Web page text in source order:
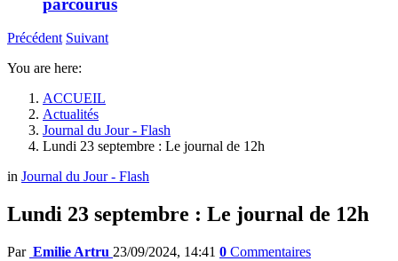
parcourus
Précédent Suivant
You are here:
ACCUEIL
Actualités
Journal du Jour - Flash
Lundi 23 septembre : Le journal de 12h
in Journal du Jour - Flash
Lundi 23 septembre : Le journal de 12h
Par Emilie Artru 23/09/2024, 14:41 0 Commentaires